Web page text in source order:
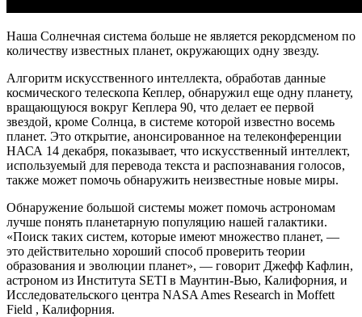
Наша Солнечная система больше не является рекордсменом по
количеству известных планет, окружающих одну звезду.
Алгоритм искусственного интеллекта, обработав данные
космического телескопа Кеплер, обнаружил еще одну планету,
вращающуюся вокруг Кеплера 90, что делает ее первой
звездой, кроме Солнца, в системе которой известно восемь
планет. Это открытие, анонсированное на телеконференции
НАСА 14 декабря, показывает, что искусственный интеллект,
используемый для перевода текста и распознавания голосов,
также может помочь обнаружить неизвестные новые миры.
Обнаружение большой системы может помочь астрономам
лучше понять планетарную популяцию нашей галактики.
«Поиск таких систем, которые имеют множество планет, —
это действительно хороший способ проверить теории
образования и эволюции планет», — говорит Джефф Кафлин,
астроном из Института SETI в Маунтин-Вью, Калифорния, и
Исследовательского центра NASA Ames Research in Moffett
Field , Калифорния.